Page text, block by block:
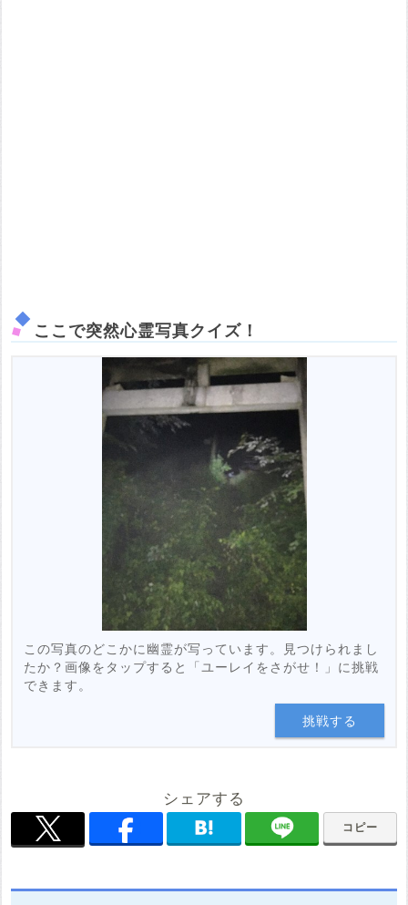
ここで突然心霊写真クイズ！
この写真のどこかに幽霊が写っています。見つけられまし
たか？画像をタップすると「ユーレイをさがせ！」に挑戦
できます。
挑戦する
シェアする
コピー